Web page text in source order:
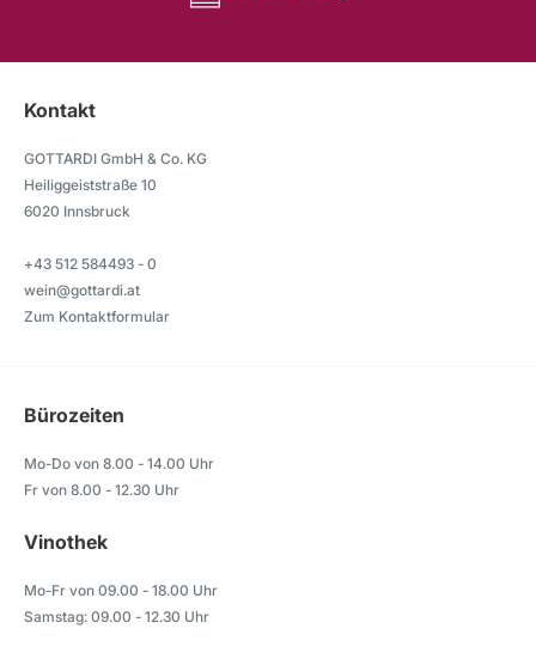
Kontakt
GOTTARDI GmbH & Co. KG
Heiliggeiststraße 10
6020 Innsbruck
+43 512 584493 - 0
wein@gottardi.at
Zum Kontaktformular
Bürozeiten
Mo-Do von 8.00 - 14.00 Uhr
Fr von 8.00 - 12.30 Uhr
Vinothek
Mo-Fr von 09.00 - 18.00 Uhr
Samstag: 09.00 - 12.30 Uhr